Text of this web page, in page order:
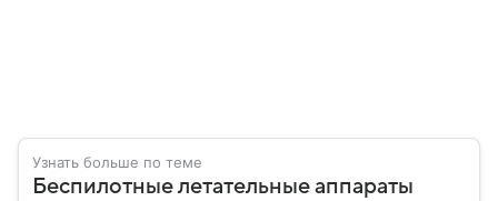
Узнать больше по теме
Беспилотные летательные аппараты